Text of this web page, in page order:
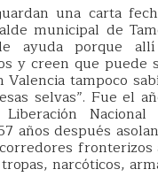
una carta
municipal de
ayuda porque
y creen que
tampoco
selvas”. Fue el
años después
narcóticos,